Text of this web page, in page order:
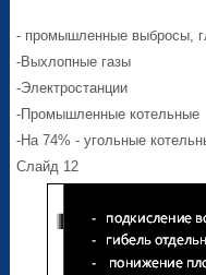
- промышленные выбросы,
-Выхлопные газы
-Электростанции
-Промышленные котельные
-На 74% - угольные
Слайд 12